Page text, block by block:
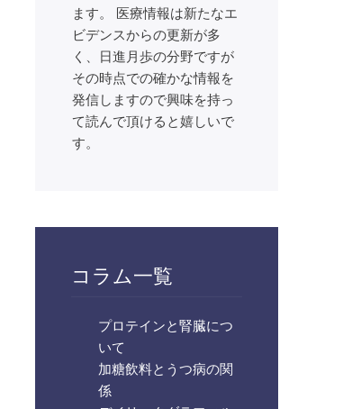
ます。 医療情報は新たなエ
ビデンスからの更新が多
く、日進月歩の分野ですが
その時点での確かな情報を
発信しますので興味を持っ
て読んで頂けると嬉しいで
す。
コラム一覧
プロテインと腎臓につ
いて
加糖飲料とうつ病の関
係